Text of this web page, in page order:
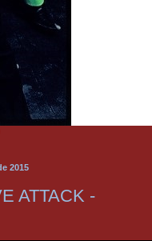
2015
ATTACK -